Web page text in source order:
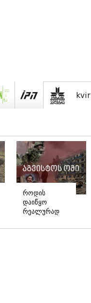
როდის
დაიწყო
რეალურად
რუსეთის ომი